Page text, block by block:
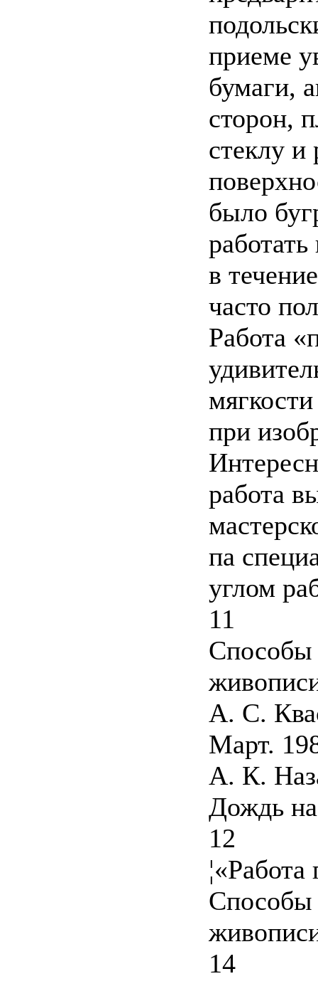
приеме
бумаги,
сторон,
стеклу и
было
в
часто
Работа
при
работа
па
углом
11
Способы
А. С.
Март.
А. К.
Дождь
12
Способы
14